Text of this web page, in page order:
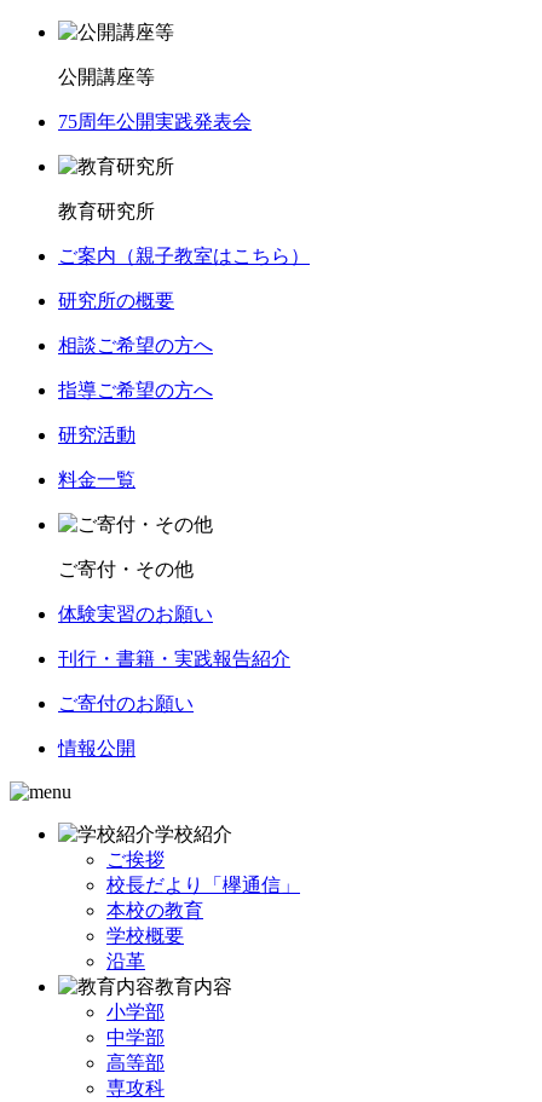
公開講座等
75周年公開実践発表会
教育研究所
ご案内（親子教室はこちら）
研究所の概要
相談ご希望の方へ
指導ご希望の方へ
研究活動
料金一覧
ご寄付・その他
体験実習のお願い
刊行・書籍・実践報告紹介
ご寄付のお願い
情報公開
学校紹介
ご挨拶
校長だより「欅通信」
本校の教育
学校概要
沿革
教育内容
小学部
中学部
高等部
専攻科